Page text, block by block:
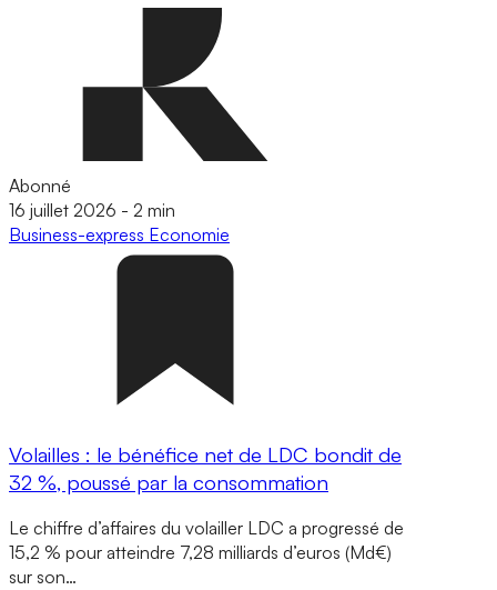
Abonné
16 juillet 2026 - 2 min
Business-express Economie
Volailles : le bénéfice net de LDC bondit de
32 %, poussé par la consommation
Le chiffre d’affaires du volailler LDC a progressé de
15,2 % pour atteindre 7,28 milliards d’euros (Md€)
sur son…